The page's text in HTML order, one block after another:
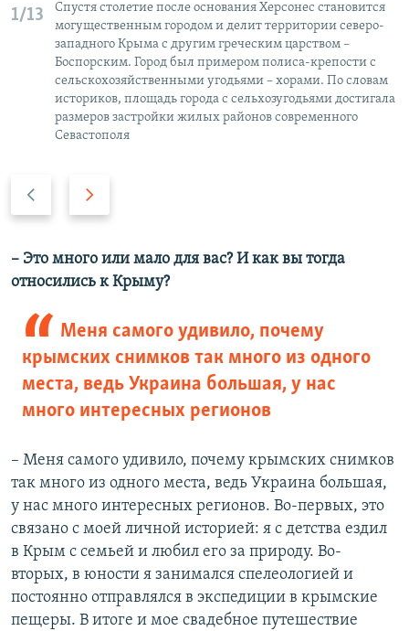
1/13
Спустя столетие после основания Херсонес становится
могущественным городом и делит территории северо-
западного Крыма с другим греческим царством –
Боспорским. Город был примером полиса-крепости с
сельскохозяйственными угодьями – хорами. По словам
историков, площадь города с сельхозугодьями достигала
размеров застройки жилых районов современного
Севастополя
д
ы
а
й
д
д
у
щ
й
с
л
й
д
– Это много или мало для вас? И как вы тогда
относились к Крыму?
Меня самого удивило, почему
крымских снимков так много из одного
места, ведь Украина большая, у нас
много интересных регионов
– Меня самого удивило, почему крымских снимков
так много из одного места, ведь Украина большая,
у нас много интересных регионов. Во-первых, это
связано с моей личной историей: я с детства ездил
в Крым с семьей и любил его за природу. Во-
вторых, в юности я занимался спелеологией и
постоянно отправлялся в экспедиции в крымские
пещеры. В итоге и мое свадебное путешествие